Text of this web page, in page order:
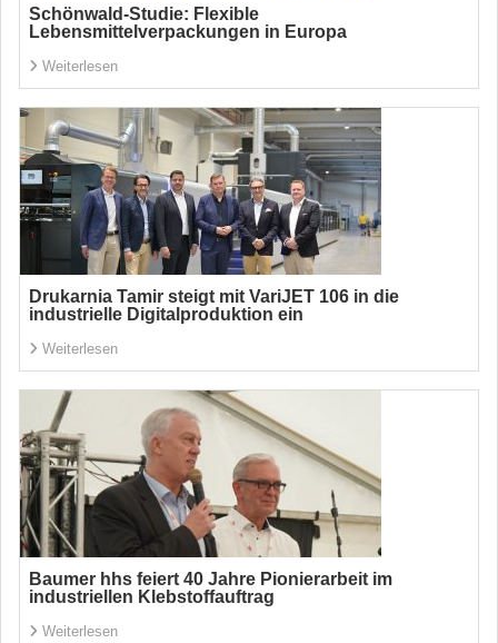
Schönwald-Studie: Flexible
Lebensmittelverpackungen in Europa
Weiterlesen
Drukarnia Tamir steigt mit VariJET 106 in die
industrielle Digitalproduktion ein
Weiterlesen
Baumer hhs feiert 40 Jahre Pionierarbeit im
industriellen Klebstoffauftrag
Weiterlesen